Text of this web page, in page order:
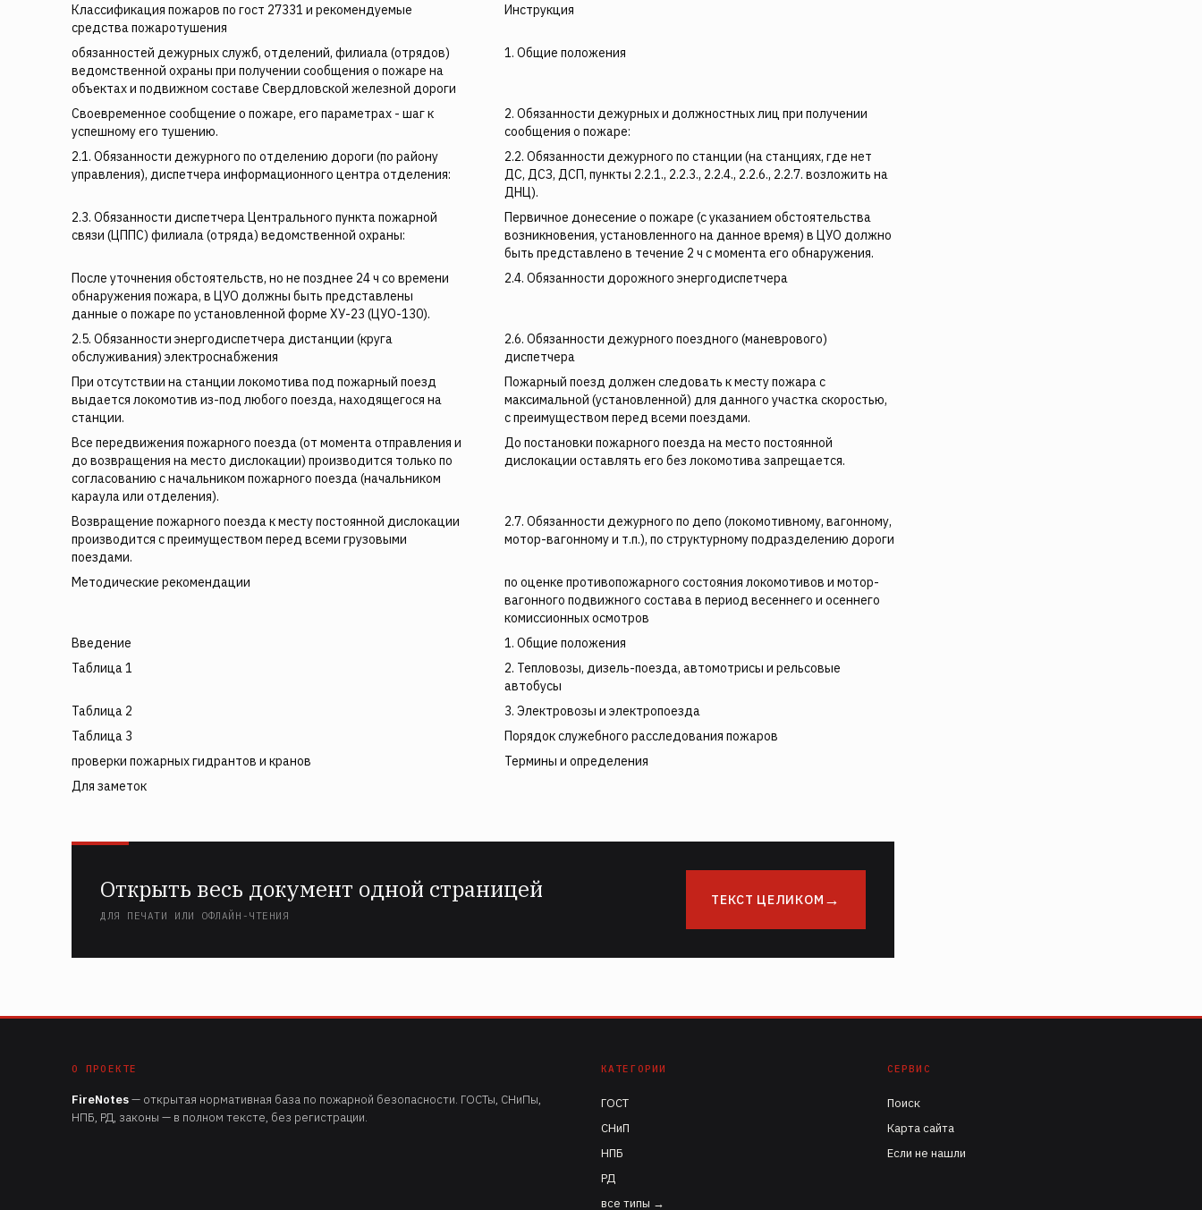
Классификация пожаров по гост 27331 и рекомендуемые
средства пожаротушения
Инструкция
обязанностей дежурных служб, отделений, филиала (отрядов)
ведомственной охраны при получении сообщения о пожаре на
объектах и подвижном составе Свердловской железной дороги
1. Общие положения
Своевременное сообщение о пожаре, его параметрах - шаг к
успешному его тушению.
2. Обязанности дежурных и должностных лиц при получении
сообщения о пожаре:
2.1. Обязанности дежурного по отделению дороги (по району
управления), диспетчера информационного центра отделения:
2.2. Обязанности дежурного по станции (на станциях, где нет
ДС, ДСЗ, ДСП, пункты 2.2.1., 2.2.3., 2.2.4., 2.2.6., 2.2.7. возложить на
ДНЦ).
2.3. Обязанности диспетчера Центрального пункта пожарной
связи (ЦППС) филиала (отряда) ведомственной охраны:
Первичное донесение о пожаре (с указанием обстоятельства
возникновения, установленного на данное время) в ЦУО должно
быть представлено в течение 2 ч с момента его обнаружения.
После уточнения обстоятельств, но не позднее 24 ч со времени
обнаружения пожара, в ЦУО должны быть представлены
данные о пожаре по установленной форме ХУ-23 (ЦУО-130).
2.4. Обязанности дорожного энергодиспетчера
2.5. Обязанности энергодиспетчера дистанции (круга
обслуживания) электроснабжения
2.6. Обязанности дежурного поездного (маневрового)
диспетчера
При отсутствии на станции локомотива под пожарный поезд
выдается локомотив из-под любого поезда, находящегося на
станции.
Пожарный поезд должен следовать к месту пожара с
максимальной (установленной) для данного участка скоростью,
с преимуществом перед всеми поездами.
Все передвижения пожарного поезда (от момента отправления и
до возвращения на место дислокации) производится только по
согласованию с начальником пожарного поезда (начальником
караула или отделения).
До постановки пожарного поезда на место постоянной
дислокации оставлять его без локомотива запрещается.
Возвращение пожарного поезда к месту постоянной дислокации
производится с преимуществом перед всеми грузовыми
поездами.
2.7. Обязанности дежурного по депо (локомотивному, вагонному,
мотор-вагонному и т.п.), по структурному подразделению дороги
Методические рекомендации
по оценке противопожарного состояния локомотивов и мотор-
вагонного подвижного состава в период весеннего и осеннего
комиссионных осмотров
Введение
1. Общие положения
Таблица 1
2. Тепловозы, дизель-поезда, автомотрисы и рельсовые
автобусы
Таблица 2
3. Электровозы и электропоезда
Таблица 3
Порядок служебного расследования пожаров
проверки пожарных гидрантов и кранов
Термины и определения
Для заметок
Открыть весь документ одной страницей
ДЛЯ ПЕЧАТИ ИЛИ ОФЛАЙН-ЧТЕНИЯ
ТЕКСТ ЦЕЛИКОМ
О ПРОЕКТЕ
FireNotes— открытая нормативная база по пожарной безопасности. ГОСТы, СНиПы,
НПБ, РД, законы — в полном тексте, без регистрации.
КАТЕГОРИИ
ГОСТ
СНиП
НПБ
РД
все типы →
СЕРВИС
Поиск
Карта сайта
Если не нашли